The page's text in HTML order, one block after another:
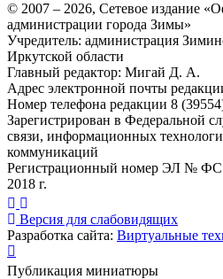
© 2007 – 2026, Сетевое издание
администрации города Зимы»
Учредитель: администрация
Иркутской области
Главный редактор: Мигай Д. А.
Адрес электронной почты
Номер телефона редакции 8
Зарегистрирован в Федеральной
связи, информационных
коммуникаций
Регистрационный номер ЭЛ № ФС
2018 г.
Версия для слабовидящих
Разработка сайта: Виртуальные
Публикация миниатюры